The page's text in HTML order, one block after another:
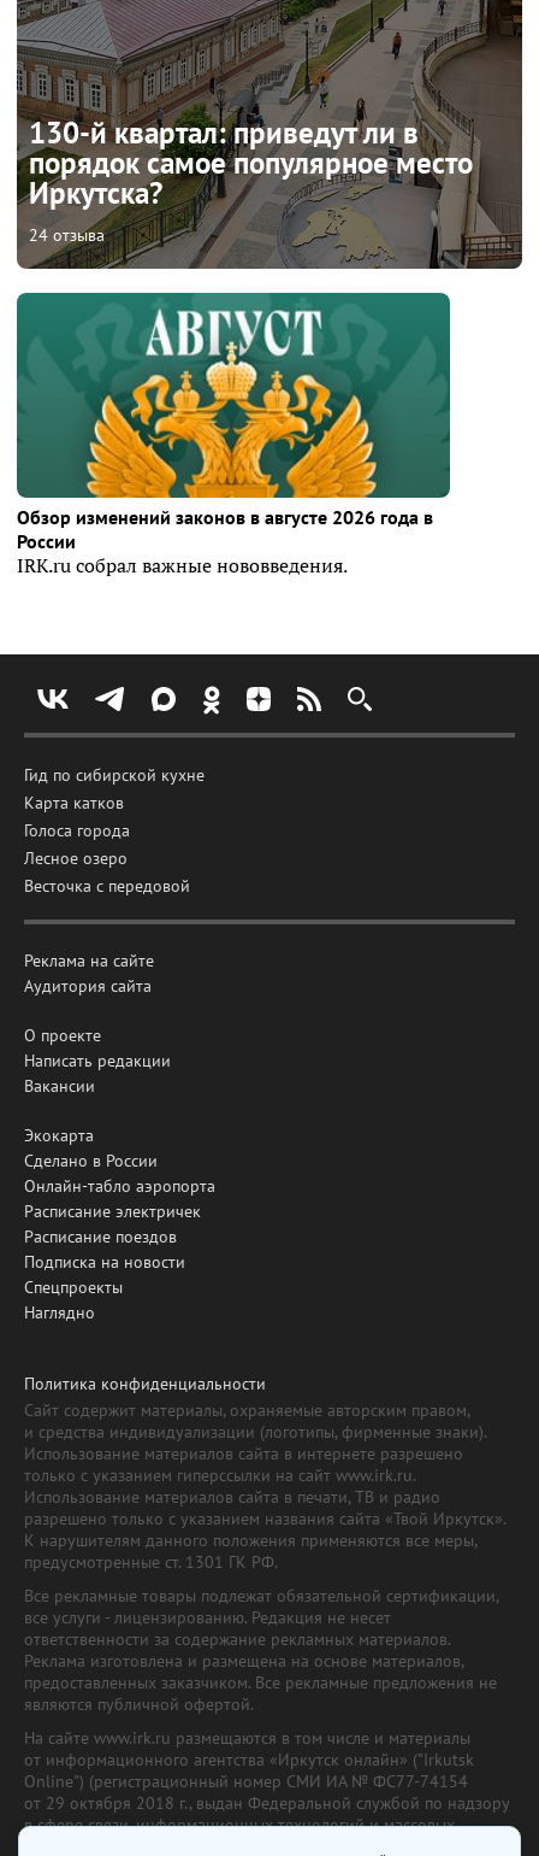
130-й квартал: приведут ли в
порядок самое популярное место
Иркутска?
24 отзыва
Обзор изменений законов в августе 2026 года в
России
IRK.ru собрал важные нововведения.
Гид по сибирской кухне
Карта катков
Голоса города
Лесное озеро
Весточка с передовой
Реклама на сайте
Аудитория сайта
О проекте
Написать редакции
Вакансии
Экокарта
Сделано в России
Онлайн-табло аэропорта
Расписание электричек
Расписание поездов
Подписка на новости
Спецпроекты
Наглядно
Политика конфиденциальности
Сайт содержит материалы, охраняемые авторским правом,
и средства индивидуализации (логотипы, фирменные знаки).
Использование материалов сайта в интернете разрешено
только с указанием гиперссылки на сайт www.irk.ru.
Использование материалов сайта в печати, ТВ и радио
разрешено только с указанием названия сайта «Твой Иркутск».
К нарушителям данного положения применяются все меры,
предусмотренные ст. 1301 ГК РФ.
Все рекламные товары подлежат обязательной сертификации,
все услуги - лицензированию. Редакция не несет
ответственности за содержание рекламных материалов.
Реклама изготовлена и размещена на основе материалов,
предоставленных заказчиком. Все рекламные предложения не
являются публичной офертой.
На сайте www.irk.ru размещаются в том числе и материалы
от информационного агентства «Иркутск онлайн» ("Irkutsk
Online") (регистрационный номер СМИ ИА № ФС77-74154
от 29 октября 2018 г., выдан Федеральной службой по надзору
в сфере связи, информационных технологий и массовых